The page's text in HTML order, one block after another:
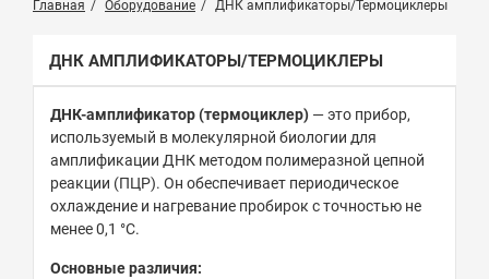
Главная Оборудование ДНК амплификаторы/Термоциклеры
ДНК АМПЛИФИКАТОРЫ/ТЕРМОЦИКЛЕРЫ
ДНК-амплификатор (термоциклер) — это прибор,
используемый в молекулярной биологии для
амплификации ДНК методом полимеразной цепной
реакции (ПЦР). Он обеспечивает периодическое
охлаждение и нагревание пробирок с точностью не
менее 0,1 °C.
Основные различия: